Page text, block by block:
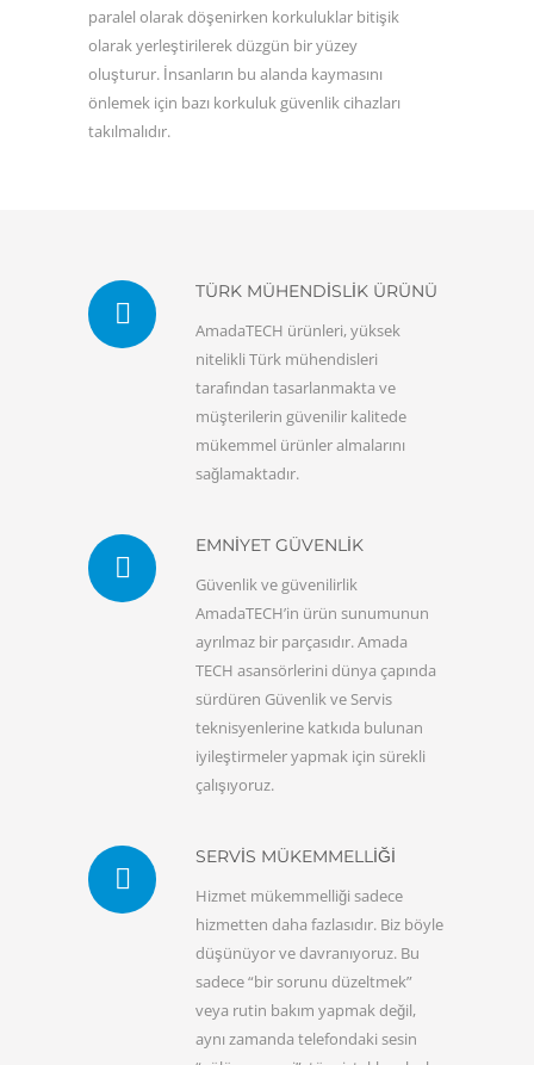
paralel olarak döşenirken korkuluklar bitişik
olarak yerleştirilerek düzgün bir yüzey
oluşturur. İnsanların bu alanda kaymasını
önlemek için bazı korkuluk güvenlik cihazları
takılmalıdır.
TÜRK MÜHENDİSLİK ÜRÜNÜ
AmadaTECH ürünleri, yüksek
nitelikli Türk mühendisleri
tarafından tasarlanmakta ve
müşterilerin güvenilir kalitede
mükemmel ürünler almalarını
sağlamaktadır.
EMNİYET GÜVENLİK
Güvenlik ve güvenilirlik
AmadaTECH’in ürün sunumunun
ayrılmaz bir parçasıdır. Amada
TECH asansörlerini dünya çapında
sürdüren Güvenlik ve Servis
teknisyenlerine katkıda bulunan
iyileştirmeler yapmak için sürekli
çalışıyoruz.
SERVİS MÜKEMMELLİĞİ
Hizmet mükemmelliği sadece
hizmetten daha fazlasıdır. Biz böyle
düşünüyor ve davranıyoruz. Bu
sadece “bir sorunu düzeltmek”
veya rutin bakım yapmak değil,
aynı zamanda telefondaki sesin